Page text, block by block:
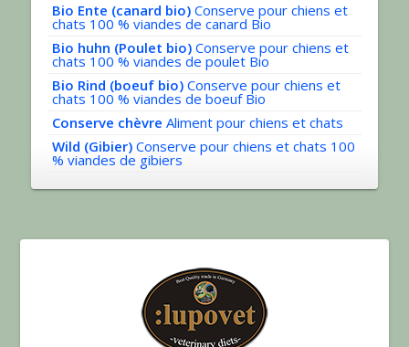
Bio Ente (canard bio) Conserve pour chiens et
chats 100 % viandes de canard Bio
Bio huhn (Poulet bio) Conserve pour chiens et
chats 100 % viandes de poulet Bio
Bio Rind (boeuf bio) Conserve pour chiens et
chats 100 % viandes de boeuf Bio
Conserve chèvre Aliment pour chiens et chats
Wild (Gibier) Conserve pour chiens et chats 100
% viandes de gibiers